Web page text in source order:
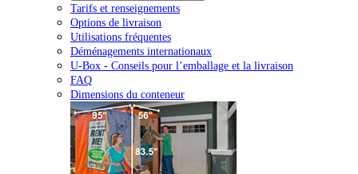
Tarifs et renseignements
Options de livraison
Utilisations fréquentes
Déménagements internationaux
U-Box - Conseils pour l’emballage et la livraison
FAQ
Dimensions du conteneur